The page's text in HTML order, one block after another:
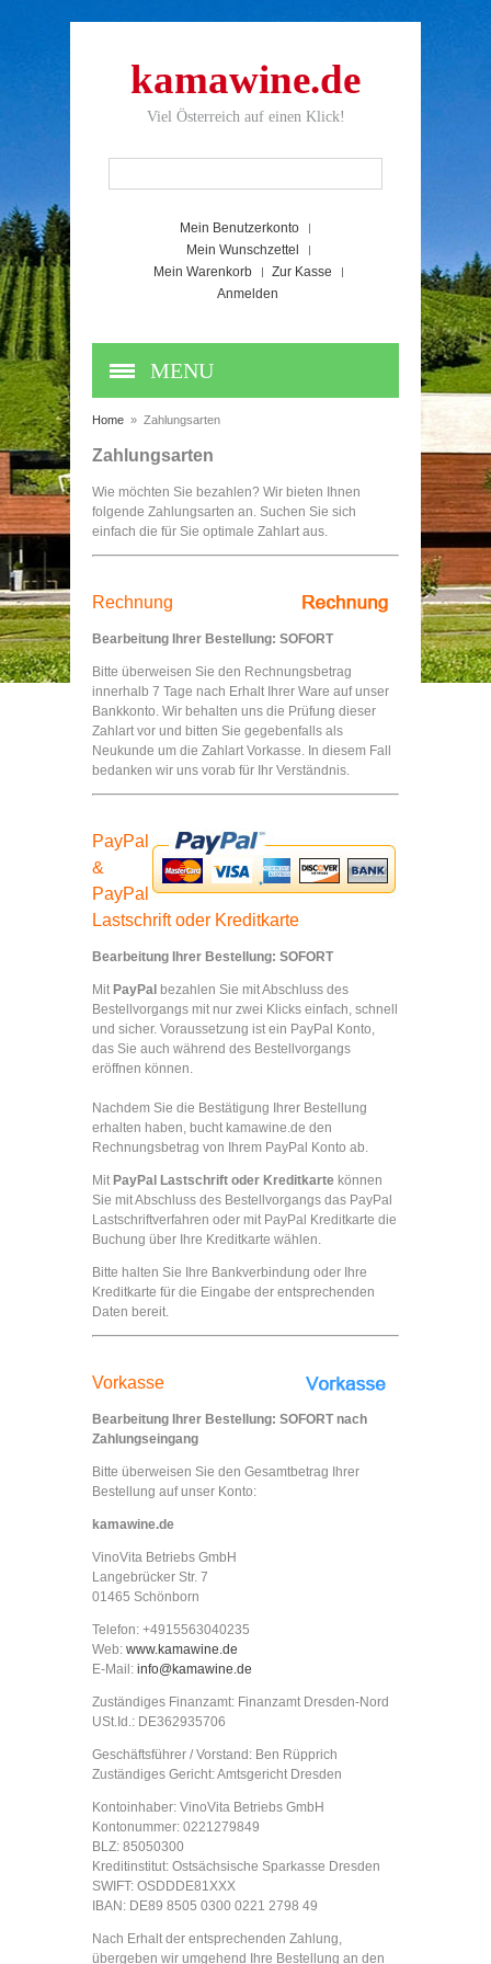
kamawine.de
Viel Österreich auf einen Klick!
Mein Benutzerkonto
Mein Wunschzettel
Mein Warenkorb
Zur Kasse
Anmelden
MENU
Home » Zahlungsarten
Zahlungsarten
Wie möchten Sie bezahlen? Wir bieten Ihnen
folgende Zahlungsarten an. Suchen Sie sich
einfach die für Sie optimale Zahlart aus.
Rechnung
Bearbeitung Ihrer Bestellung: SOFORT
Bitte überweisen Sie den Rechnungsbetrag
innerhalb 7 Tage nach Erhalt Ihrer Ware auf unser
Bankkonto. Wir behalten uns die Prüfung dieser
Zahlart vor und bitten Sie gegebenfalls als
Neukunde um die Zahlart Vorkasse. In diesem Fall
bedanken wir uns vorab für Ihr Verständnis.
PayPal
&
PayPal
Lastschrift oder Kreditkarte
Bearbeitung Ihrer Bestellung: SOFORT
Mit PayPal bezahlen Sie mit Abschluss des
Bestellvorgangs mit nur zwei Klicks einfach, schnell
und sicher. Voraussetzung ist ein PayPal Konto,
das Sie auch während des Bestellvorgangs
eröffnen können.
Nachdem Sie die Bestätigung Ihrer Bestellung
erhalten haben, bucht kamawine.de den
Rechnungsbetrag von Ihrem PayPal Konto ab.
Mit PayPal Lastschrift oder Kreditkarte können
Sie mit Abschluss des Bestellvorgangs das PayPal
Lastschriftverfahren oder mit PayPal Kreditkarte die
Buchung über Ihre Kreditkarte wählen.
Bitte halten Sie Ihre Bankverbindung oder Ihre
Kreditkarte für die Eingabe der entsprechenden
Daten bereit.
Vorkasse
Bearbeitung Ihrer Bestellung: SOFORT nach
Zahlungseingang
Bitte überweisen Sie den Gesamtbetrag Ihrer
Bestellung auf unser Konto:
kamawine.de
VinoVita Betriebs GmbH
Langebrücker Str. 7
01465 Schönborn
Telefon: +4915563040235
Web: www.kamawine.de
E-Mail: info@kamawine.de
Zuständiges Finanzamt: Finanzamt Dresden-Nord
USt.Id.: DE362935706
Geschäftsführer / Vorstand: Ben Rüpprich
Zuständiges Gericht: Amtsgericht Dresden
Kontoinhaber: VinoVita Betriebs GmbH
Kontonummer: 0221279849
BLZ: 85050300
Kreditinstitut: Ostsächsische Sparkasse Dresden
SWIFT: OSDDDE81XXX
IBAN: DE89 8505 0300 0221 2798 49
Nach Erhalt der entsprechenden Zahlung,
übergeben wir umgehend Ihre Bestellung an den